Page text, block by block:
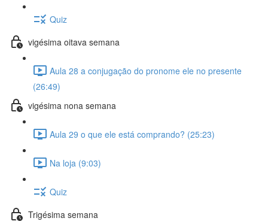
Quiz
vigésima oitava semana
Aula 28 a conjugação do pronome ele no presente
(26:49)
vigésima nona semana
Aula 29 o que ele está comprando? (25:23)
Na loja (9:03)
Quiz
Trigésima semana